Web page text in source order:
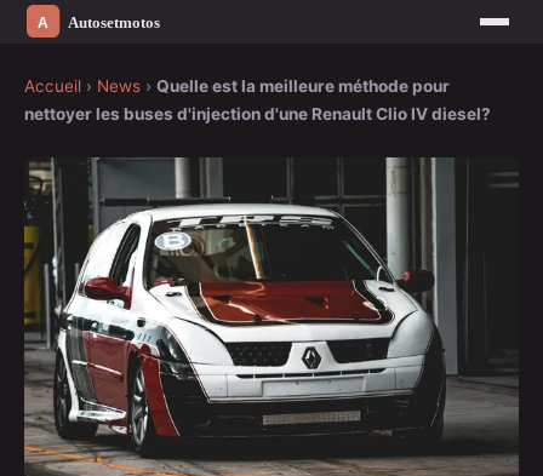
Accueil › News › Quelle est la meilleure méthode pour
nettoyer les buses d'injection d'une Renault Clio IV diesel?